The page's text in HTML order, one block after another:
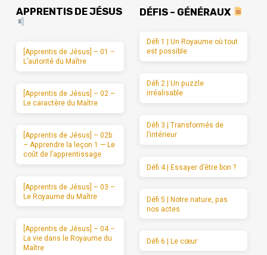
APPRENTIS DE JÉSUS
[Apprentis de Jésus] – 01 –
L’autorité du Maître
[Apprentis de Jésus] – 02 –
Le caractère du Maître
[Apprentis de Jésus] – 02b
– Apprendre la leçon 1 — Le
coût de l’apprentissage
[Apprentis de Jésus] – 03 –
Le Royaume du Maître
[Apprentis de Jésus] – 04 –
La vie dans le Royaume du
Maître
DÉFIS – GÉNÉRAUX
Défi 1 | Un Royaume où tout
est possible
Défi 2 | Un puzzle
irréalisable
Défi 3 | Transformés de
l’intérieur
Défi 4 | Essayer d’être bon ?
Défi 5 | Notre nature, pas
nos actes
Défi 6 | Le cœur